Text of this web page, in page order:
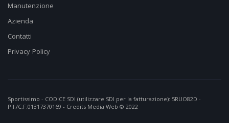
Manutenzione
Azienda
Contatti
Privacy Policy
Sportissimo - CODICE SDI (utilizzare SDI per la fatturazione): 5RUO82D -
P.I./C.F.01317370169 - Credits Media Web © 2022